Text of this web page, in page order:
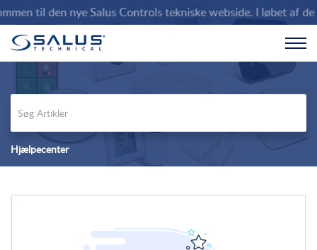
til den nye Salus Controls tekniske webside. I løbet af
Hjælpecenter